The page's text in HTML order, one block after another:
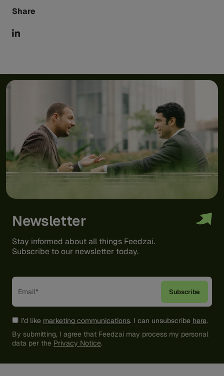
Share
Newsletter
Stay informed about all things Feedzai.
Subscribe to our newsletter today.
I'd like marketing communications. I can unsubscribe here.
By submitting, I agree that Feedzai may process my personal
data per the Privacy Notice.